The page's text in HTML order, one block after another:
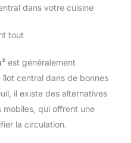
dans votre cuisine
tout
est généralement
central dans de bonnes
il existe des alternatives
mobiles, qui offrent une
la circulation.